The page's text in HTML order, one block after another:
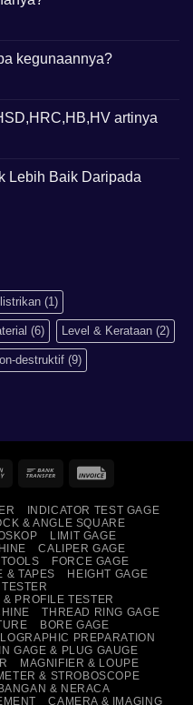
kegunaannya?
artinya
Lebih Baik Daripada
(1)
(6) Level & Kerataan (2)
destruktif (9)
Cash
Delivery
Bank
INDICATOR TEST GAGE
& ANGLE SQUARE
LIMIT GAGE
CALIPER GAGE
FORCE GAGE
& TAPES
HEIGHT GAGE
PROFILE TESTER
THREAD RING GAGE
BORE GAGE
PREPARATION
GAGE & PLUG GAUGE
MAGNIFIER & LOUPE
& STROBOSCOPE
& NERACA
CAMERA & IMAGING